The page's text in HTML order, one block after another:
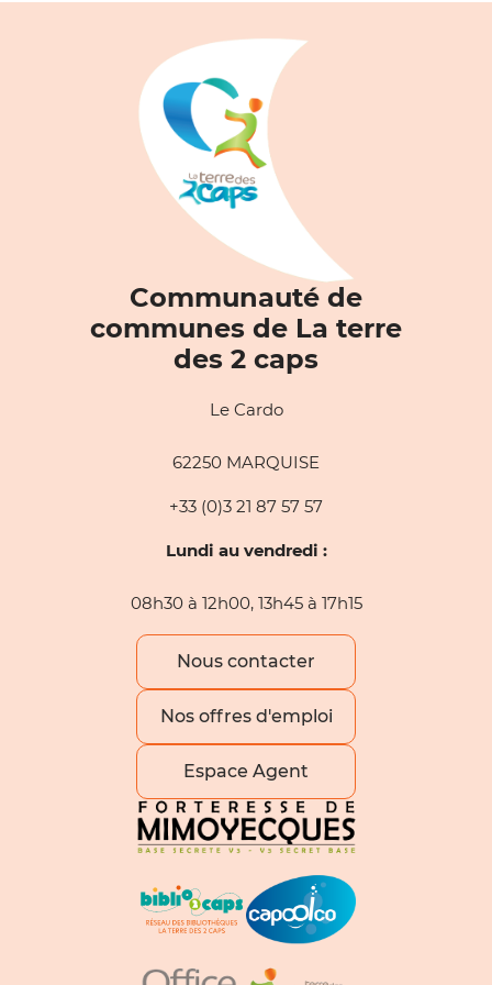
Communauté de
communes de La terre
des 2 caps
Le Cardo
62250 MARQUISE
+33 (0)3 21 87 57 57
Lundi au vendredi :
08h30 à 12h00, 13h45 à 17h15
Nous contacter
Nos offres d'emploi
Espace Agent